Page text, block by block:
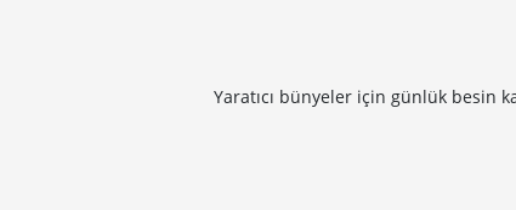
Yaratıcı bünyeler için günlük besin